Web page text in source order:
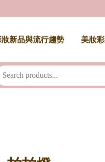
妝新品與流行趨勢 美妝